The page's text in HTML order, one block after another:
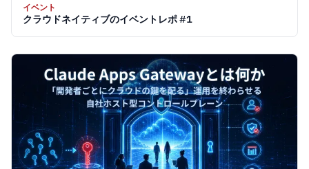
イベント
クラウドネイティブのイベントレポ #1